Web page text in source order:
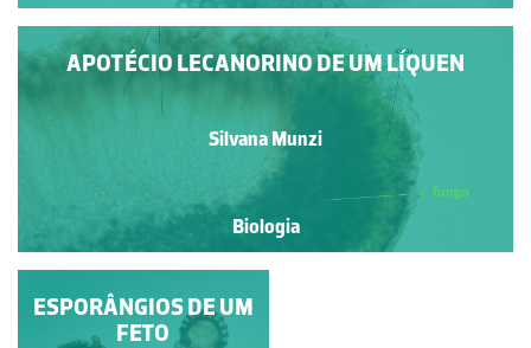
APOTÉCIO LECANORINO DE UM LÍQUEN
Silvana Munzi
Biologia
SOROS DO POLIPÓDIO
ESPORÂNGIOS DE UM
FETO